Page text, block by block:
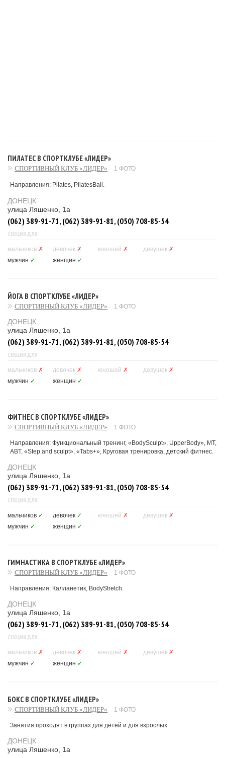
ПИЛАТЕС В СПОРТКЛУБЕ «ЛИДЕР»
СПОРТИВНЫЙ КЛУБ «ЛИДЕР» 1 ФОТО
Направления: Pilates, PilatesВall.
ДОНЕЦК
улица Ляшенко, 1а
(062) 389-91-71, (062) 389-91-81, (050) 708-85-54
СЕКЦИЯ ДЛЯ
мальчиков ✗ девочек ✗ юношей ✗ девушек ✗
мужчин ✓ женщин ✓
ЙОГА В СПОРТКЛУБЕ «ЛИДЕР»
СПОРТИВНЫЙ КЛУБ «ЛИДЕР» 1 ФОТО
ДОНЕЦК
улица Ляшенко, 1а
(062) 389-91-71, (062) 389-91-81, (050) 708-85-54
СЕКЦИЯ ДЛЯ
мальчиков ✗ девочек ✗ юношей ✗ девушек ✗
мужчин ✓ женщин ✓
ФИТНЕС В СПОРТКЛУБЕ «ЛИДЕР»
СПОРТИВНЫЙ КЛУБ «ЛИДЕР» 1 ФОТО
Направления: Функциональный тренинг, «BodySculpt», UpperBody», MТ,
ABT, «Step and sculpt», «Tabs+», Круговая тренировка, детский фитнес.
ДОНЕЦК
улица Ляшенко, 1а
(062) 389-91-71, (062) 389-91-81, (050) 708-85-54
СЕКЦИЯ ДЛЯ
мальчиков ✓ девочек ✓ юношей ✗ девушек ✗
мужчин ✓ женщин ✓
ГИМНАСТИКА В СПОРТКЛУБЕ «ЛИДЕР»
СПОРТИВНЫЙ КЛУБ «ЛИДЕР» 1 ФОТО
Направления: Калланетик, BodyStretch.
ДОНЕЦК
улица Ляшенко, 1а
(062) 389-91-71, (062) 389-91-81, (050) 708-85-54
СЕКЦИЯ ДЛЯ
мальчиков ✗ девочек ✗ юношей ✗ девушек ✗
мужчин ✓ женщин ✓
БОКС В СПОРТКЛУБЕ «ЛИДЕР»
СПОРТИВНЫЙ КЛУБ «ЛИДЕР» 1 ФОТО
Занятия проходят в группах для детей и для взрослых.
ДОНЕЦК
улица Ляшенко, 1а